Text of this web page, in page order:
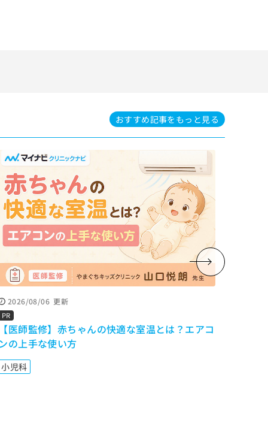
おすすめ記事をもっと見る
2026/08/06 更新
PR
医師監修】赤ちゃんの快適な室温とは？エアコ
の上手な使い方
小児科